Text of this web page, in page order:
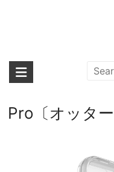
海外輸入ブ
海外事業部が取り揃えてい
ランド」をはじめ「ユニーク
SYMMETRY
Pro〔オッタ